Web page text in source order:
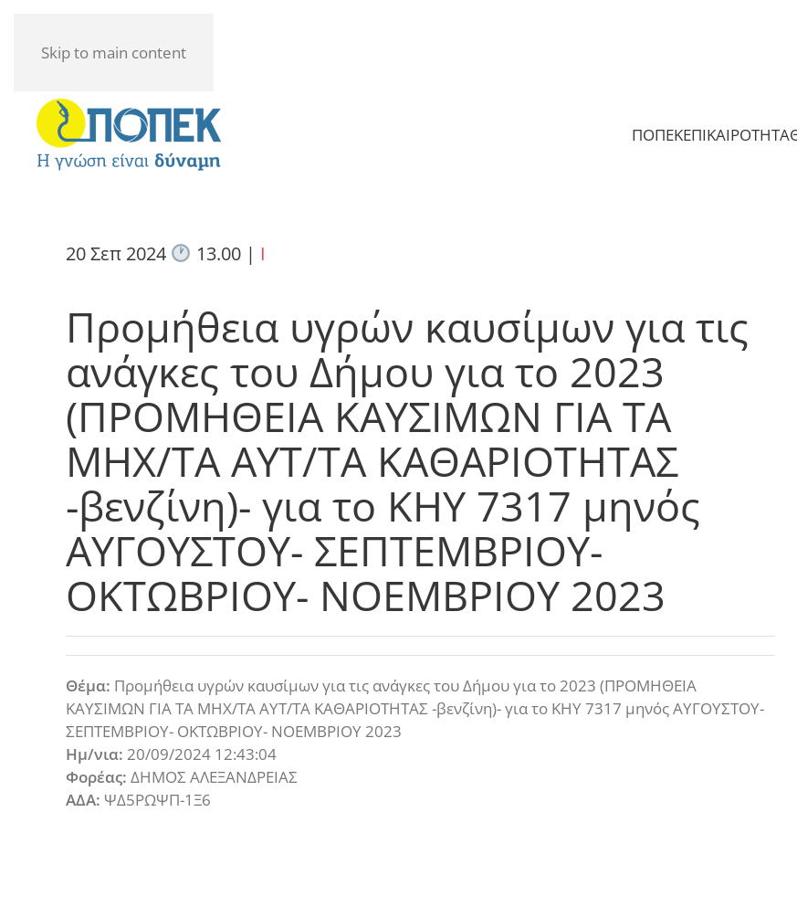
Skip to main content
ΠΟΠΕΚΕΠΙΚΑΙΡΟΤΗΤΑ
20 Σεπ 2024 13.00| I
Προμήθεια υγρών καυσίμων για τις
ανάγκες του Δήμου για το 2023
(ΠΡΟΜΗΘΕΙΑ ΚΑΥΣΙΜΩΝ ΓΙΑ ΤΑ
ΜΗΧ/ΤΑ ΑΥΤ/ΤΑ ΚΑΘΑΡΙΟΤΗΤΑΣ
-βενζίνη)- για το ΚΗΥ 7317 μηνός
ΑΥΓΟΥΣΤΟΥ- ΣΕΠΤΕΜΒΡΙΟΥ-
ΟΚΤΩΒΡΙΟΥ- ΝΟΕΜΒΡΙΟΥ 2023
Θέμα: Προμήθεια υγρών καυσίμων για τις ανάγκες του Δήμου για το 2023 (ΠΡΟΜΗΘΕΙΑ
ΚΑΥΣΙΜΩΝ ΓΙΑ ΤΑ ΜΗΧ/ΤΑ ΑΥΤ/ΤΑ ΚΑΘΑΡΙΟΤΗΤΑΣ -βενζίνη)- για το ΚΗΥ 7317 μηνός ΑΥΓΟΥΣΤΟΥ-
ΣΕΠΤΕΜΒΡΙΟΥ- ΟΚΤΩΒΡΙΟΥ- ΝΟΕΜΒΡΙΟΥ 2023
Ημ/νια: 20/09/2024 12:43:04
Φορέας: ΔΗΜΟΣ ΑΛΕΞΑΝΔΡΕΙΑΣ
ΑΔΑ: ΨΔ5ΡΩΨΠ-1Ξ6